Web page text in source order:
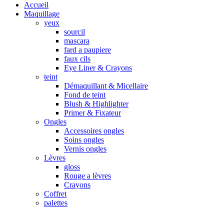
Accueil
Maquillage
yeux
sourcil
mascara
fard a paupiere
faux cils
Eye Liner & Crayons
teint
Démaquillant & Micellaire
Fond de teint
Blush & Highlighter
Primer & Fixateur
Ongles
Accessoires ongles
Soins ongles
Vernis ongles
Lèvres
gloss
Rouge a lèvres
Crayons
Coffret
palettes